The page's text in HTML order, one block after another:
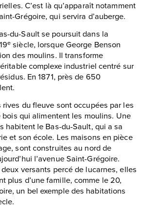
C’est là qu’apparaît notamment
Grégoire, qui servira d’auberge.
du-Sault se poursuit dans la
e siècle, lorsque George Benson
des moulins. Il transforme
complexe industriel centré sur
En 1871, près de 650
du fleuve sont occupées par les
qui alimentent les moulins. Une
habitent le Bas-du-Sault, qui a sa
et son école. Les maisons en pièce
sont construites au nord de
l’avenue Saint-Grégoire.
versants percé de lucarnes, elles
plus d’une famille, comme le 20,
un bel exemple des habitations